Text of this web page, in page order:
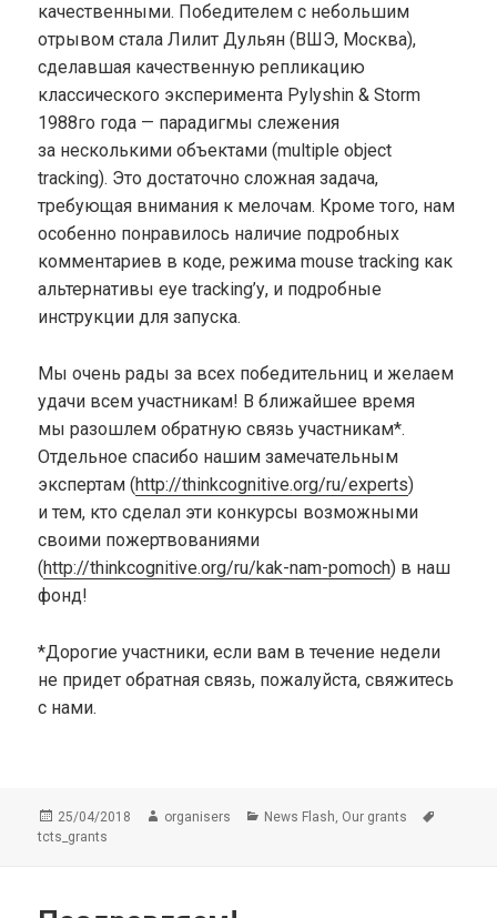
качественными. Победителем с небольшим
отрывом стала Лилит Дульян (ВШЭ, Москва),
сделавшая качественную репликацию
классического эксперимента Pylyshin & Storm
1988го года — парадигмы слежения
за несколькими объектами (multiple object
tracking). Это достаточно сложная задача,
требующая внимания к мелочам. Кроме того, нам
особенно понравилось наличие подробных
комментариев в коде, режима mouse tracking как
альтернативы eye tracking’у, и подробные
инструкции для запуска.
Мы очень рады за всех победительниц и желаем
удачи всем участникам! В ближайшее время
мы разошлем обратную связь участникам*.
Отдельное спасибо нашим замечательным
экспертам (http://thinkcognitive.org/ru/experts)
и тем, кто сделал эти конкурсы возможными
своими пожертвованиями
(http://thinkcognitive.org/ru/kak-nam-pomoch) в наш
фонд!
*Дорогие участники, если вам в течение недели
не придет обратная связь, пожалуйста, свяжитесь
с нами.
Опубликовано
25/04/2018 Автор
organisers Рубрики
News Flash, Our grants
tcts_grants